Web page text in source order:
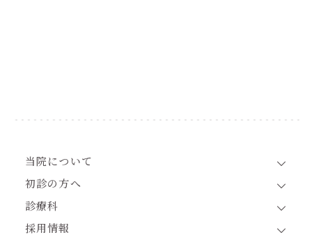
当院について
初診の方へ
診療科
採用情報